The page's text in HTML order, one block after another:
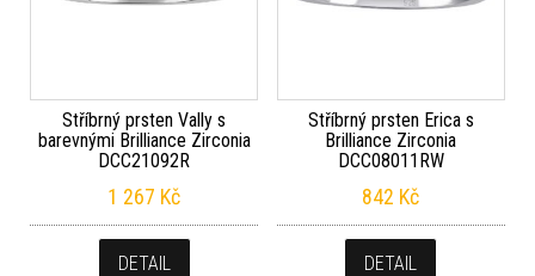
Stříbrný prsten Vally s
barevnými Brilliance Zirconia
DCC21092R
1 267 Kč
DETAIL
Stříbrný prsten Erica s
Brilliance Zirconia
DCC08011RW
842 Kč
DETAIL